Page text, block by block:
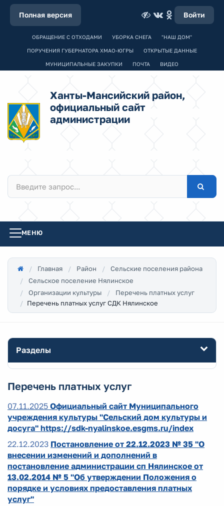
Полная версия Войти
ОБРАЩЕНИЕ С ОТХОДАМИ УБОРКА СНЕГА "НАШ ДОМ"
ПОРУЧЕНИЯ ГУБЕРНАТОРА ХМАО-ЮГРЫ ОТКРЫТЫЕ ДАННЫЕ
МУНИЦИПАЛЬНЫЕ ЗАКУПКИ ПОЧТА ВИДЕО
Ханты-Мансийский район,
официальный сайт
администрации
МЕНЮ
Главная Район
Сельские поселения района
Сельское поселение Нялинское
Организации культуры
Перечень платных услуг
Перечень платных услуг СДК Нялинское
Разделы
Перечень платных услуг
07.11.2025 Официальный сайт Муниципального
учреждения культуры "Сельский дом культуры и
досуга" https://sdk-nyalinskoe.esgms.ru/index
22.12.2023 Постановление от 22.12.2023 № 35 "О
внесении изменений и дополнений в
постановление администрации сп Нялинское от
13.02.2014 № 5 "Об утверждении Положения о
порядке и условиях предоставления платных
услуг"